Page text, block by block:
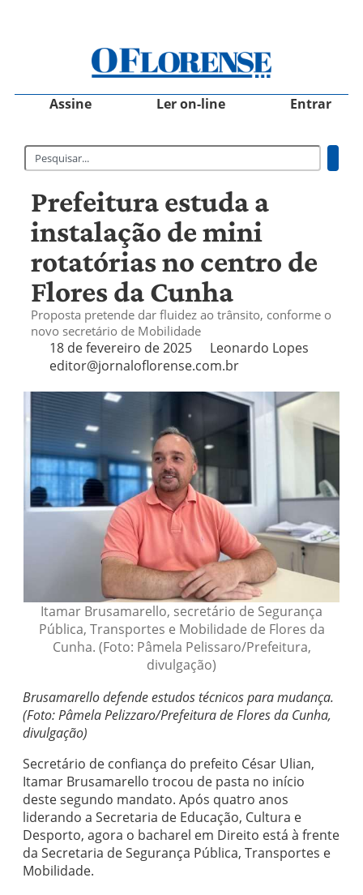
Assine Ler on-line Entrar
Prefeitura estuda a
instalação de mini
rotatórias no centro de
Flores da Cunha
Proposta pretende dar fluidez ao trânsito, conforme o
novo secretário de Mobilidade
18 de fevereiro de 2025
Leonardo Lopes
editor@jornaloflorense.com.br
Itamar Brusamarello, secretário de Segurança
Pública, Transportes e Mobilidade de Flores da
Cunha. (Foto: Pâmela Pelissaro/Prefeitura,
divulgação)
Brusamarello defende estudos técnicos para mudança.
(Foto: Pâmela Pelizzaro/Prefeitura de Flores da Cunha,
divulgação)
Secretário de confiança do prefeito César Ulian,
Itamar Brusamarello trocou de pasta no início
deste segundo mandato. Após quatro anos
liderando a Secretaria de Educação, Cultura e
Desporto, agora o bacharel em Direito está à frente
da Secretaria de Segurança Pública, Transportes e
Mobilidade.